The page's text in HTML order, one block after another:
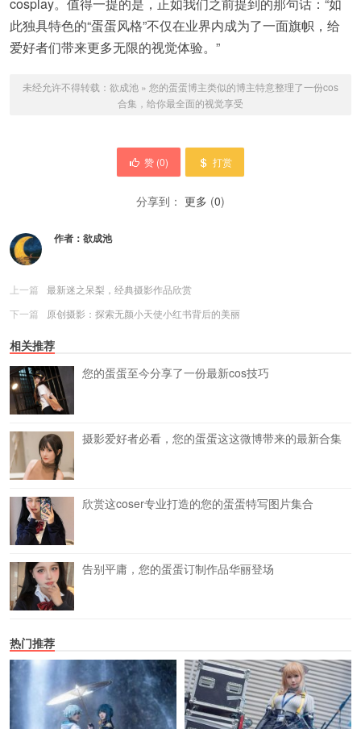
cosplay。值得一提的是，正如我们之前提到的那句话：“如
此独具特色的“蛋蛋风格”不仅在业界内成为了一面旗帜，给
爱好者们带来更多无限的视觉体验。”
未经允许不得转载： 欲成池 » 您的蛋蛋博主类似的博主特意整理了一份cos
合集，给你最全面的视觉享受
赞 (0) 打赏
分享到： 更多 (0)
作者： 欲成池
上一篇
最新迷之呆梨，经典摄影作品欣赏
下一篇
原创摄影：探索无颜小天使小红书背后的美丽
相关推荐
您的蛋蛋至今分享了一份最新cos技巧
摄影爱好者必看，您的蛋蛋这这微博带来的最新合集
欣赏这coser专业打造的您的蛋蛋特写图片集合
告别平庸，您的蛋蛋订制作品华丽登场
热门推荐